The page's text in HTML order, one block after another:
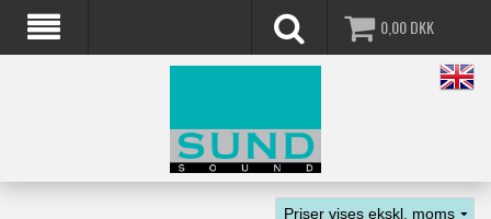
0,00DKK